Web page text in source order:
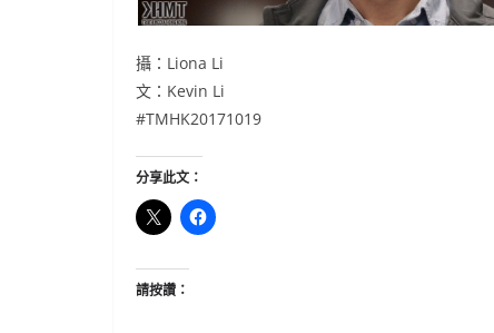
攝：Liona Li
文：Kevin Li
#TMHK20171019
分享此文：
請按讚：